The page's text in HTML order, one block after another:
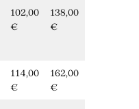
102,00
€
138,00
€
114,00
€
162,00
€